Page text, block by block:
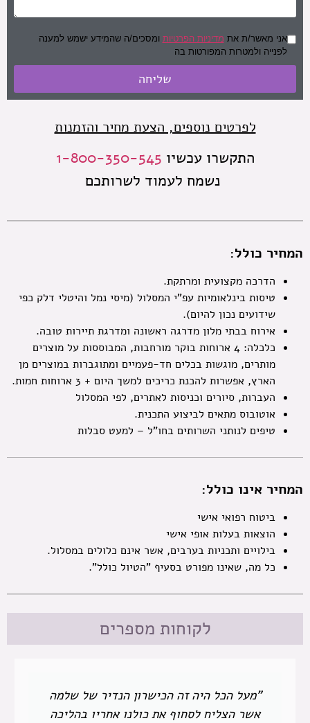
אני מאשר/ת את מדיניות הפרטיות ומסכים/ה שהמידע ישמש למענה
לפנייה ולמטרות המפורטות בה
שליחה
לפרטים נוספים, הצעת מחיר והזמנות
התקשרו עכשיו 1-800-350-545
נשמח לעמוד לשרותכם
המחיר כולל:
הדרכה מקצועית ומרתקת.
טיסות בינלאומיות עפ"י המסלול (מיסי נמל והיטלי דלק כפי
שידועים נכון להיום).
אירוח בבתי מלון מדרגה ראשונה ומדרגת תיירות טובה.
כלכלה: 4 ארוחות בוקר מורחבות, המבוססות על מוצרים
מותרים, מוגשות בכלים חד-פעמיים ומתוגברות במוצרים מן
הארץ, אפשרות להכנת כריכים למשך היום + 3 ארוחות חמות.
העברות, סיורים וכניסות לאתרים, לפי המסלול
אוטובוס מתאים לביצוע התכנית.
טיפים לנותני השרותים בחו"ל – למעט סבלות
המחיר אינו כולל:
ביטוח רפואי אישי
הוצאות בעלות אופי אישי
בילויים ותכניות בערבים, אשר אינם כלולים במסלול.
כל מה, שאינו מפורט בסעיף "הטיול כולל".
לקוחות מספרים
"מעל הכל היה זה הכישרון הנדיר של שלמה
אשר הצליח לסחוף את כולנו אחריו בהליכה